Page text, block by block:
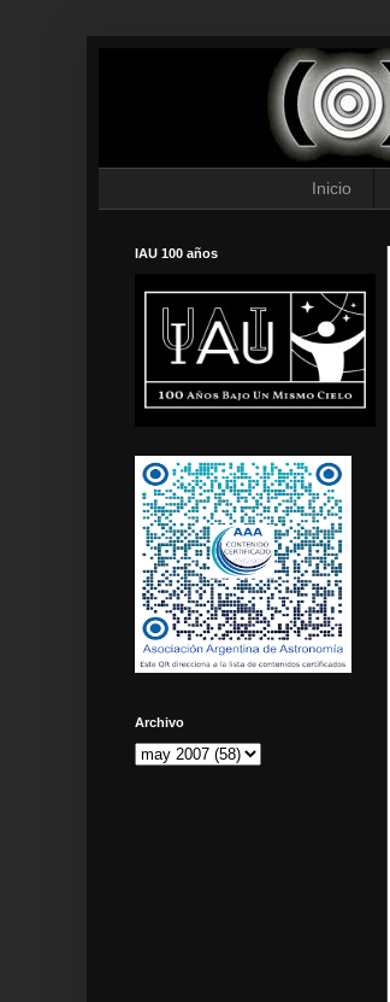
Inicio
IAU 100 años
Archivo